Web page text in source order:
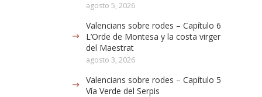
agosto 5, 2026
Valencians sobre rodes – Capítulo 6:
L’Orde de Montesa y la costa virgen
del Maestrat
agosto 3, 2026
Valencians sobre rodes – Capítulo 5: La
Vía Verde del Serpis